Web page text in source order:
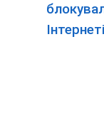
Інтернеті